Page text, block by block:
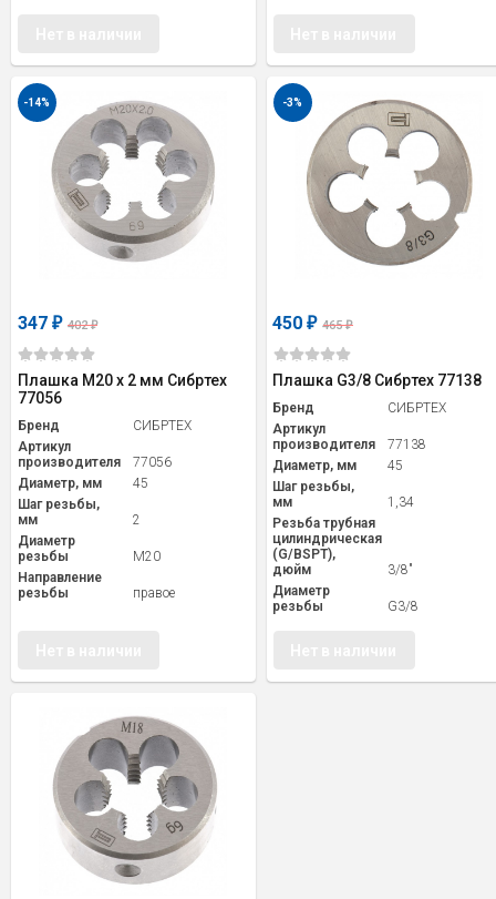
-14%
347 ₽ 402₽
Плашка М20 х 2 мм Сибртех
77056
Бренд
СИБРТЕХ
Артикул
производителя
77056
Диаметр, мм
45
Шаг резьбы,
мм
2
Диаметр
резьбы
M20
Направление
резьбы
правое
-3%
450₽ 465₽
Плашка G3/8 Сибртех 77138
Бренд
СИБРТЕХ
Артикул
производителя
77138
Диаметр, мм
45
Шаг резьбы,
мм
1,34
Резьба трубная
цилиндрическая
(G/BSPT),
дюйм
3/8"
Диаметр
резьбы
G3/8